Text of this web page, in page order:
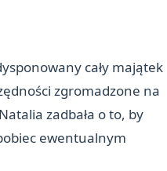
cały majątek
zgromadzone na
zadbała o to, by
ewentualnym